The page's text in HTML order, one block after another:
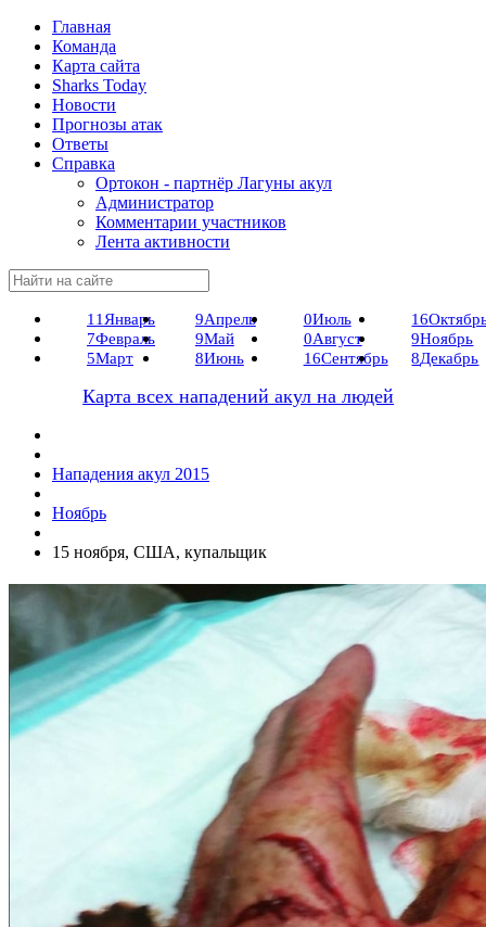
Главная
Команда
Карта сайта
Sharks Today
Новости
Прогнозы атак
Ответы
Справка
Ортокон - партнёр Лагуны акул
Администратор
Комментарии участников
Лента активности
11 Январь
7Февраль
5Март
9Апрель
9Май
8Июнь
0Июль
0Август
16Сентябрь
16
9Ноябрь
8Декабрь
Карта всех нападений акул на людей
Нападения акул 2015
Ноябрь
15 ноября, США, купальщик